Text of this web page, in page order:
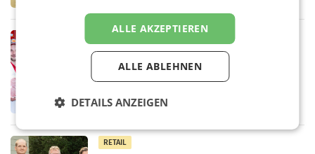
„Kreislauf-Helden“ in allen österreichischen
Müller-Filialen
Penny modernisiert zwei Filialen in
Ober- und Niederösterreich
WIENER NEUDORF. – Im Rahmen einer
erneuert Penny zwei Filialen in Nieder- und
in Haag sowie im rund
RETAIL
ALLE AKZEPTIEREN
ALLE ABLEHNEN
DETAILS ANZEIGEN